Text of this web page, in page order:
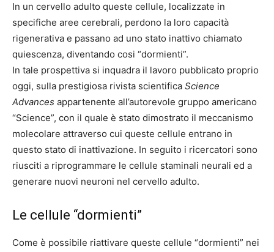
In un cervello adulto queste cellule, localizzate in
specifiche aree cerebrali, perdono la loro capacità
rigenerativa e passano ad uno stato inattivo chiamato
quiescenza, diventando cosi “dormienti”.
In tale prospettiva si inquadra il lavoro pubblicato proprio
oggi, sulla prestigiosa rivista scientifica Science
Advances appartenente all’autorevole gruppo americano
“Science”, con il quale è stato dimostrato il meccanismo
molecolare attraverso cui queste cellule entrano in
questo stato di inattivazione. In seguito i ricercatori sono
riusciti a riprogrammare le cellule staminali neurali ed a
generare nuovi neuroni nel cervello adulto.
Le cellule “dormienti”
Come è possibile riattivare queste cellule “dormienti” nei